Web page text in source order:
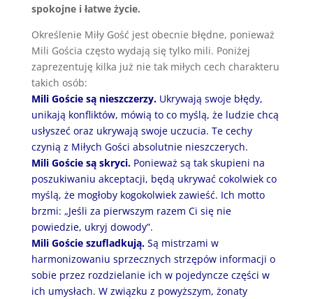
spokojne i łatwe życie.
Określenie Miły Gość jest obecnie błędne, ponieważ
Mili Gościa często wydają się tylko mili. Poniżej
zaprezentuję kilka już nie tak miłych cech charakteru
takich osób:
Mili Goście są nieszczerzy.Ukrywają swoje błędy,
unikają konfliktów, mówią to co myślą, że ludzie chcą
usłyszeć oraz ukrywają swoje uczucia. Te cechy
czynią z Miłych Gości absolutnie nieszczerych.
Mili Goście są skryci.Ponieważ są tak skupieni na
poszukiwaniu akceptacji, będą ukrywać cokolwiek co
myślą, że mogłoby kogokolwiek zawieść. Ich motto
brzmi: „Jeśli za pierwszym razem Ci się nie
powiedzie, ukryj dowody”.
Mili Goście szufladkują.Są mistrzami w
harmonizowaniu sprzecznych strzępów informacji o
sobie przez rozdzielanie ich w pojedyncze części w
ich umysłach. W związku z powyższym, żonaty